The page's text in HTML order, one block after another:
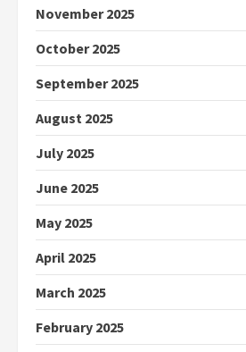
November 2025
October 2025
September 2025
August 2025
July 2025
June 2025
May 2025
April 2025
March 2025
February 2025